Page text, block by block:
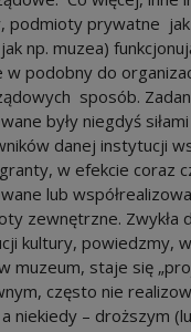
podmioty prywatne
np. muzea)
w podobny do
sposób.
były niegdyś
danej instytucji
w efekcie coraz
lub
zewnętrzne. Zwykła
kultury, powiedzmy,
muzeum, staje się
często nie
a niekiedy – droższym